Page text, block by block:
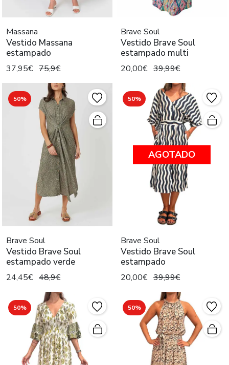
Massana
Vestido Massana
estampado
37,95€ 75,9€
Brave Soul
Vestido Brave Soul
estampado multi
20,00€ 39,99€
50%
Brave Soul
Vestido Brave Soul
estampado verde
24,45€ 48,9€
50%
AGOTADO
Brave Soul
Vestido Brave Soul
estampado
20,00€ 39,99€
50% 50%